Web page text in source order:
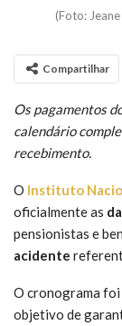
(Foto:
Compartilhar
Os pagamentos
calendário
recebimento.
O Instituto
oficialmente as
pensionistas e
acidente
O cronograma
objetivo de